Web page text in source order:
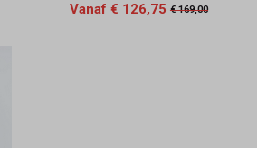
Vanaf € 126,75 € 169,00